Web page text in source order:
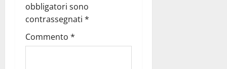
obbligatori sono
contrassegnati *
Commento *